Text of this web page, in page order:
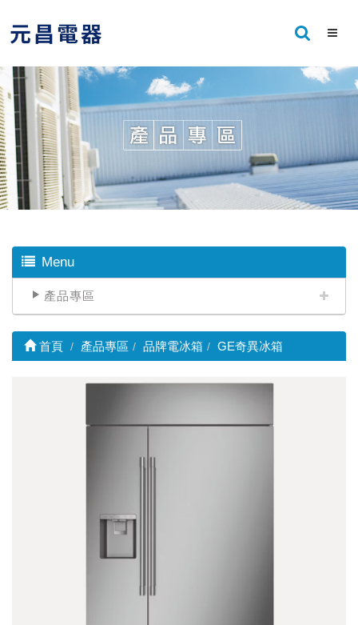
Menu
產品專區
首頁 產品專區 品牌電冰箱 GE奇異冰箱